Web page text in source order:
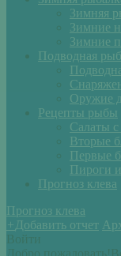
Зимняя
Зимние
Зимние
Подводная
Оружие
Рецепты рыбы
Салаты
Вторые
Первые
Пироги
Прогноз клева
Прогноз клева
+ Добавить отчет
Войти
Добро пожаловать!